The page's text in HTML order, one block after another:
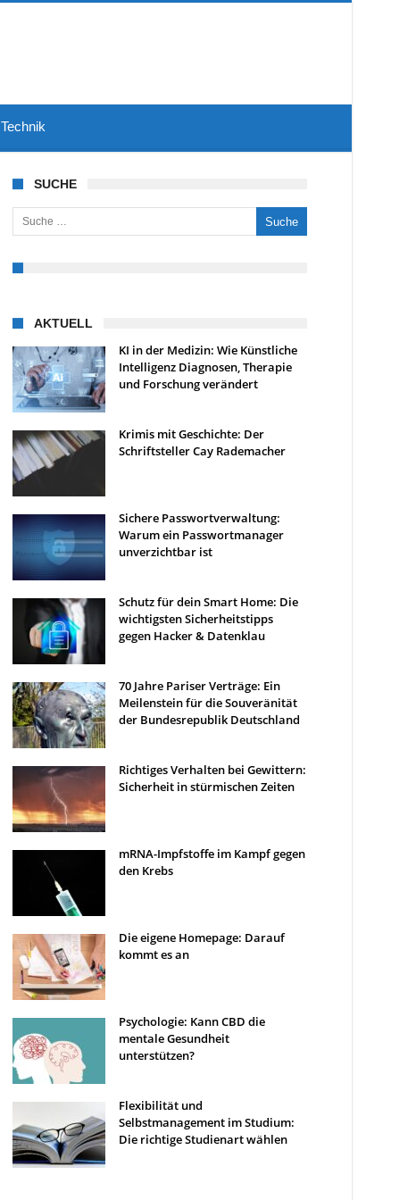
Technik
SUCHE
Suche nach:
AKTUELL
KI in der Medizin: Wie Künstliche
Intelligenz Diagnosen, Therapie
und Forschung verändert
Krimis mit Geschichte: Der
Schriftsteller Cay Rademacher
Sichere Passwortverwaltung:
Warum ein Passwortmanager
unverzichtbar ist
Schutz für dein Smart Home: Die
wichtigsten Sicherheitstipps
gegen Hacker & Datenklau
70 Jahre Pariser Verträge: Ein
Meilenstein für die Souveränität
der Bundesrepublik Deutschland
Richtiges Verhalten bei Gewittern:
Sicherheit in stürmischen Zeiten
mRNA-Impfstoffe im Kampf gegen
den Krebs
Die eigene Homepage: Darauf
kommt es an
Psychologie: Kann CBD die
mentale Gesundheit
unterstützen?
Flexibilität und
Selbstmanagement im Studium:
Die richtige Studienart wählen